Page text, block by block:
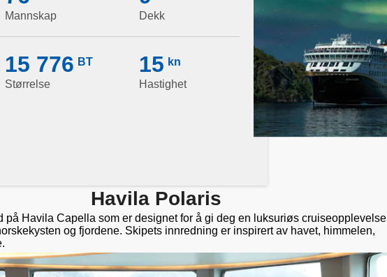
Mannskap Dekk
Størrelse
15 776 BT
Hastighet
15 kn
Havila Polaris
på Havila Capella som er designet for å gi deg en luksuriøs cruiseopplevelse
og fjordene. Skipets innredning er inspirert av havet, himmelen,